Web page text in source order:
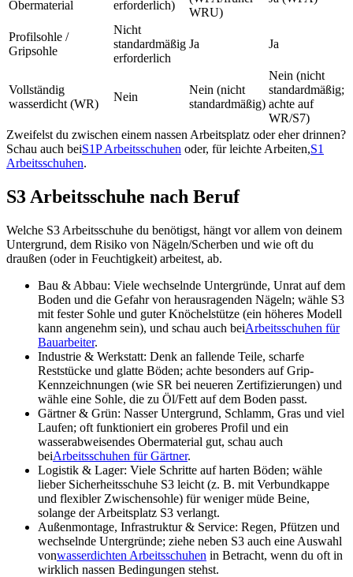
Obermaterial
erforderlich)
WRU)
Profilsohle /
Gripsohle
Nicht
standardmäßig
erforderlich
Ja Ja
Vollständig
wasserdicht (WR)
Nein
Nein (nicht
standardmäßig)
Nein (nicht
standardmäßig;
achte auf
WR/S7)
Zweifelst du zwischen einem nassen Arbeitsplatz oder eher drinnen?
Schau auch beiS1P Arbeitsschuhen oder, für leichte Arbeiten,S1
Arbeitsschuhen.
S3 Arbeitsschuhe nach Beruf
Welche S3 Arbeitsschuhe du benötigst, hängt vor allem von deinem
Untergrund, dem Risiko von Nägeln/Scherben und wie oft du
draußen (oder in Feuchtigkeit) arbeitest, ab.
Bau & Abbau: Viele wechselnde Untergründe, Unrat auf dem
Boden und die Gefahr von herausragenden Nägeln; wähle S3
mit fester Sohle und guter Knöchelstütze (ein höheres Modell
kann angenehm sein), und schau auch beiArbeitsschuhen für
Bauarbeiter.
Industrie & Werkstatt: Denk an fallende Teile, scharfe
Reststücke und glatte Böden; achte besonders auf Grip-
Kennzeichnungen (wie SR bei neueren Zertifizierungen) und
wähle eine Sohle, die zu Öl/Fett auf dem Boden passt.
Gärtner & Grün: Nasser Untergrund, Schlamm, Gras und viel
Laufen; oft funktioniert ein groberes Profil und ein
wasserabweisendes Obermaterial gut, schau auch
beiArbeitsschuhen für Gärtner.
Logistik & Lager: Viele Schritte auf harten Böden; wähle
lieber Sicherheitsschuhe S3 leicht (z. B. mit Verbundkappe
und flexibler Zwischensohle) für weniger müde Beine,
solange der Arbeitsplatz S3 verlangt.
Außenmontage, Infrastruktur & Service: Regen, Pfützen und
wechselnde Untergründe; ziehe neben S3 auch eine Auswahl
vonwasserdichten Arbeitsschuhen in Betracht, wenn du oft in
wirklich nassen Bedingungen stehst.